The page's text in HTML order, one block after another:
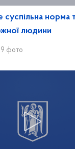
норма
людини
9 фото